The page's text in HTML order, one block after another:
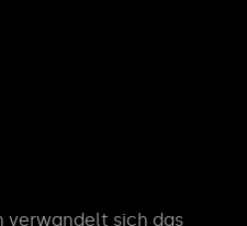
verwandelt sich das